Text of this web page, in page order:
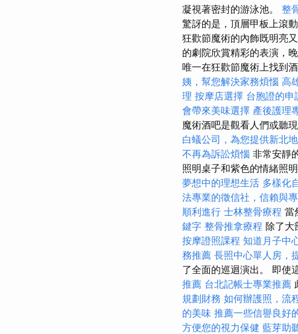
凝視著密封的游泳池。 整
驚訝的是，頂層甲板上滾
狂歡節魔術的內飾既明亮
的劇院欣賞精彩的表演，
唯一在狂歡節魔術上找到
姨，幫您解決家務煩惱 高
理 按摩店選擇 台胞證的申
會帶來美味選擇 產後護理
魔術酒吧是觀看人們或聽
白蟻公司，為您提供新北
不再為訴訟煩惱 非常安靜
照明桌子和紫色的情緒照明
夢想中的理想生活 多樣化
法專業的徵信社，信賴與
順利進行 士林整骨療程 當
鍵字 整骨推拿療程 除了大
按摩證照課程 知道月子中
務推薦 長照中心單人房，
了全面的巡迴演出。 即使
推薦 台北記帳士專業推薦
規劃財務 如何辦護照，流
的美味 推薦一些信譽良好
方便您的視力保健 藍芽助